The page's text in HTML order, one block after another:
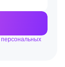
персональных